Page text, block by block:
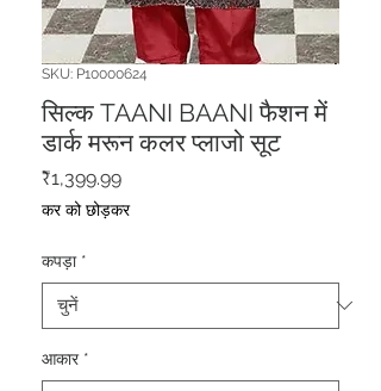
SKU: P10000624
सिल्क TAANI BAANI फैशन में
डार्क मरून कलर प्लाजो सूट
₹1,399.99मूल्य
कर को छोड़कर
कपड़ा *
आकार *